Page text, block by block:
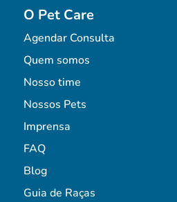
O Pet Care
Agendar Consulta
Quem somos
Nosso time
Nossos Pets
Imprensa
FAQ
Blog
Guia de Raças